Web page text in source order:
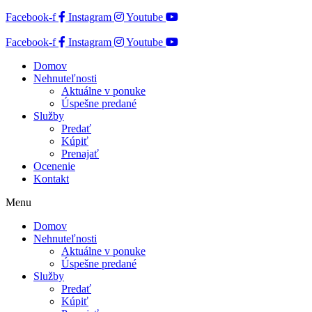
Facebook-f
Instagram Youtube
Facebook-f Instagram
Youtube
Domov
Nehnuteľnosti
Aktuálne v ponuke
Úspešne predané
Služby
Predať
Kúpiť
Prenajať
Ocenenie
Kontakt
Menu
Domov
Nehnuteľnosti
Aktuálne v ponuke
Úspešne predané
Služby
Predať
Kúpiť